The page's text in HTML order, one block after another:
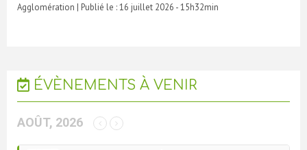
Agglomération
Publié le :16 juillet 2026 - 15h32min
ÉVÈNEMENTS À VENIR
AOÛT, 2026